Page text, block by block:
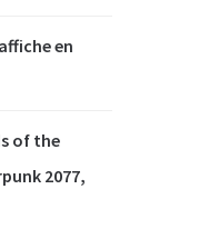
en
of the
2077,